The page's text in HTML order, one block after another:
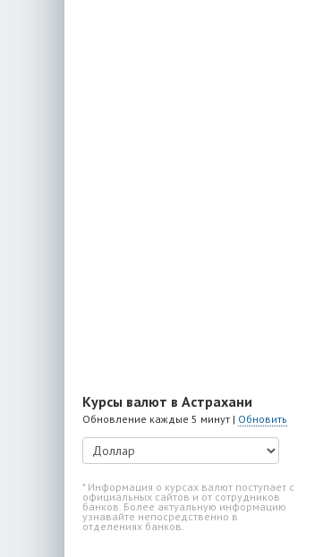
Курсы валют в Астрахани
Обновление каждые 5 минут | Обновить
* Информация о курсах валют поступает с
официальных сайтов и от сотрудников
банков. Более актуальную информацию
узнавайте непосредственно в
отделениях банков.